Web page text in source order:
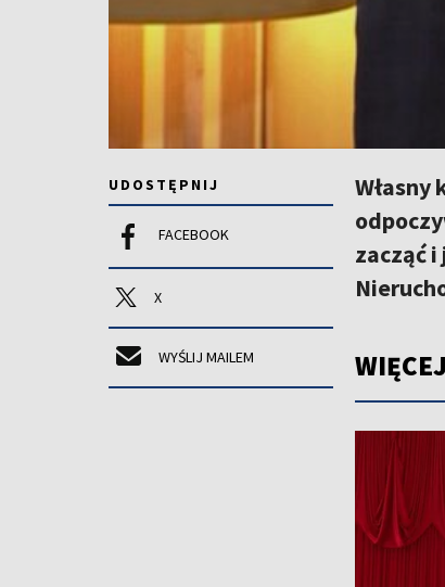
UDOSTĘPNIJ
FACEBOOK
X
WYŚLIJ MAILEM
Własny
zacząć